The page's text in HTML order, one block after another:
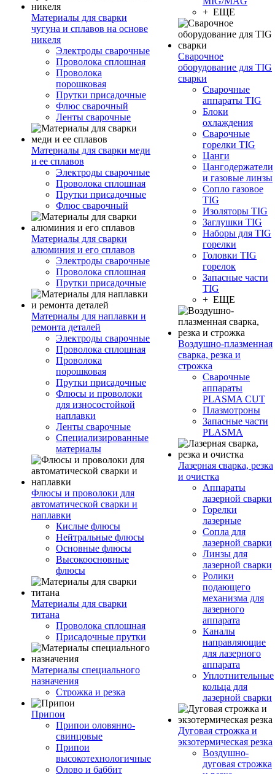
Материалы для сварки
чугуна и сплавов на основе
никеля
Электроды сварочные
Проволока сплошная
Проволока
порошковая
Прутки присадочные
Флюс сварочный
Ленты сварочные
Материалы для сварки меди
и ее сплавов
Электроды сварочные
Проволока сплошная
Прутки присадочные
Флюс сварочный
Материалы для сварки
алюминия и его сплавов
Электроды сварочные
Проволока сплошная
Прутки присадочные
Материалы для наплавки и
ремонта деталей
Электроды сварочные
Проволока сплошная
Проволока
порошковая
Прутки присадочные
Флюсы и проволоки
для износостойкой
наплавки
Ленты сварочные
Специализированные
материалы
Флюсы и проволоки для
автоматической сварки и
наплавки
Кислые флюсы
Нейтральные флюсы
Основные флюсы
Высокоосновные
флюсы
Материалы для сварки
титана
Проволока сплошная
Присадочные прутки
Материалы специального
назначения
Строжка и резка
Припои
Припои оловянно-
свинцовые
Припои
высокотехнологичные
Олово и баббит
+ ЕЩЕ
Сварочное
оборудование для TIG
сварки
Сварочные
аппараты TIG
Блоки
охлаждения
Сварочные
горелки TIG
Цанги
Цангодержатели
и газовые линзы
Сопло газовое
TIG
Изоляторы TIG
Заглушки TIG
Наборы для TIG
горелки
Головки TIG
горелок
Запасные части
TIG
+ ЕЩЕ
Воздушно-плазменная
сварка, резка и
строжка
Сварочные
аппараты
PLASMA CUT
Плазмотроны
Запасные части
PLASMA
Лазерная сварка, резка
и очистка
Аппараты
лазерной сварки
Горелки
лазерные
Сопла для
лазерной сварки
Линзы для
лазерной сварки
Ролики
подающего
механизма для
лазерного
аппарата
Каналы
направляющие
для лазерного
аппарата
Уплотнительные
кольца для
лазерной сварки
Дуговая строжка и
экзотермическая резка
Воздушно-
дуговая строжка